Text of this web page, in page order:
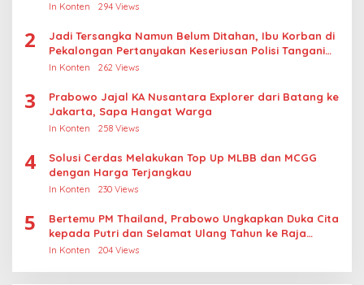
In Konten 294 Views
2
Jadi Tersangka Namun Belum Ditahan, Ibu Korban di
Pekalongan Pertanyakan Keseriusan Polisi Tangani
Kasus Rudapksa Sampai Anaknya Hamil
In Konten 262 Views
3
Prabowo Jajal KA Nusantara Explorer dari Batang ke
Jakarta, Sapa Hangat Warga
In Konten 258 Views
4
Solusi Cerdas Melakukan Top Up MLBB dan MCGG
dengan Harga Terjangkau
In Konten 230 Views
5
Bertemu PM Thailand, Prabowo Ungkapkan Duka Cita
kepada Putri dan Selamat Ulang Tahun ke Raja
Thailand
In Konten 204 Views